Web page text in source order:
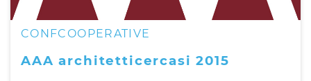
CONFCOOPERATIVE
AAA architetticercasi 2015